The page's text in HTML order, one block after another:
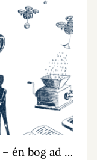
Læs dig klogere på fremtiden – én bog ad gangen